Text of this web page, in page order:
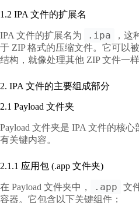
1.2 IPA 文件的扩展名
IPA 文件的扩展名为 .ipa
，这
于 ZIP 格式的压缩文件。它可以
结构，就像处理其他 ZIP 文件一样
2. IPA 文件的主要组成部分
2.1 Payload 文件夹
Payload 文件夹是 IPA 文件的核
有关键内容。
2.1.1 应用包 (.app 文件夹)
在 Payload 文件夹中， .app
文
容器。它包含以下关键组件：